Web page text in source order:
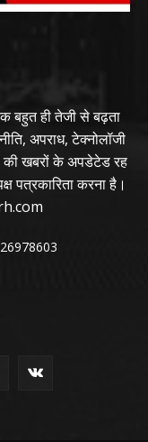
बहुत ही तेजी से बढ़ता
अपराध, टेक्नोलॉजी
की खबरों के अपडेटेड रह
पत्रकारिता करना है।